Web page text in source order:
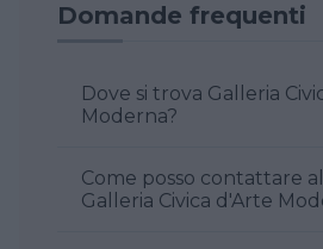
Domande frequenti
Dove si trova Galleria Civica d'Arte
Moderna?
Come posso contattare
Galleria Civica d'Arte